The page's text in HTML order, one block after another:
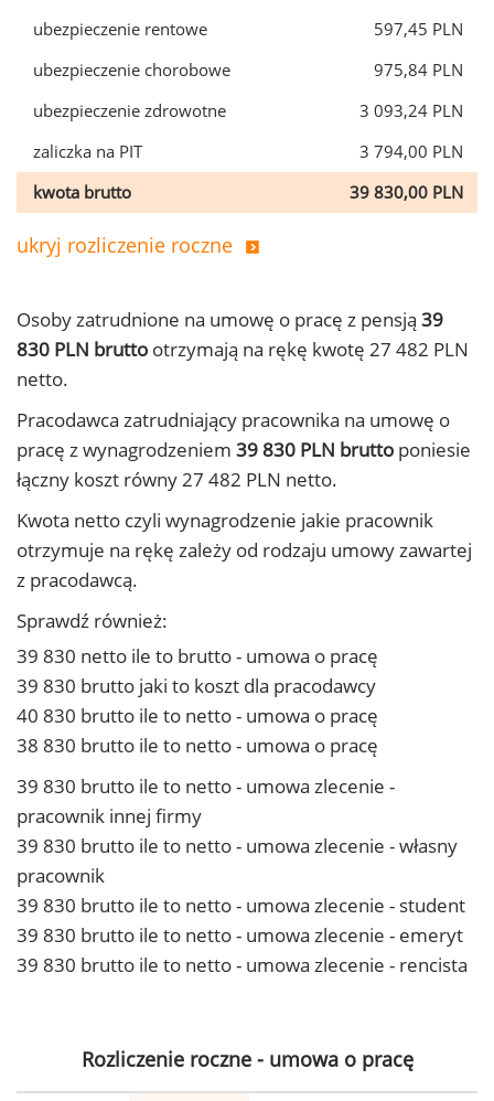
ubezpieczenie rentowe
597,45 PLN
ubezpieczenie chorobowe
975,84 PLN
ubezpieczenie zdrowotne
3 093,24 PLN
zaliczka na PIT
3 794,00 PLN
kwota brutto
39 830,00 PLN
ukryj rozliczenie roczne
Osoby zatrudnione na umowę o pracę z pensją 39
830 PLN brutto otrzymają na rękę kwotę 27 482 PLN
netto.
Pracodawca zatrudniający pracownika na umowę o
pracę z wynagrodzeniem 39 830 PLN brutto poniesie
łączny koszt równy 27 482 PLN netto.
Kwota netto czyli wynagrodzenie jakie pracownik
otrzymuje na rękę zależy od rodzaju umowy zawartej
z pracodawcą.
Sprawdź również:
39 830 netto ile to brutto - umowa o pracę
39 830 brutto jaki to koszt dla pracodawcy
40 830 brutto ile to netto - umowa o pracę
38 830 brutto ile to netto - umowa o pracę
39 830 brutto ile to netto - umowa zlecenie -
pracownik innej firmy
39 830 brutto ile to netto - umowa zlecenie - własny
pracownik
39 830 brutto ile to netto - umowa zlecenie - student
39 830 brutto ile to netto - umowa zlecenie - emeryt
39 830 brutto ile to netto - umowa zlecenie - rencista
Rozliczenie roczne - umowa o pracę